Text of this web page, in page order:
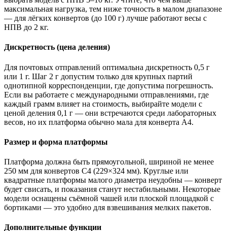
максимальная нагрузка, тем ниже точность в малом диапазоне
— для лёгких конвертов (до 100 г) лучше работают весы с
НПВ до 2 кг.
Дискретность (цена деления)
Для почтовых отправлений оптимальна дискретность 0,5 г
или 1 г. Шаг 2 г допустим только для крупных партий
однотипной корреспонденции, где допустима погрешность.
Если вы работаете с международными отправлениями, где
каждый грамм влияет на стоимость, выбирайте модели с
ценой деления 0,1 г — они встречаются среди лабораторных
весов, но их платформа обычно мала для конверта A4.
Размер и форма платформы
Платформа должна быть прямоугольной, шириной не менее
250 мм для конвертов C4 (229×324 мм). Круглые или
квадратные платформы малого диаметра неудобны — конверт
будет свисать, и показания станут нестабильными. Некоторые
модели оснащены съёмной чашей или плоской площадкой с
бортиками — это удобно для взвешивания мелких пакетов.
Дополнительные функции